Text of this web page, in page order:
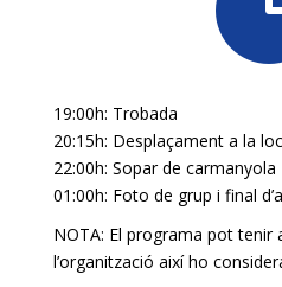
19:00h: Trobada
20:15h: Desplaçament a la
22:00h: Sopar de carmanyola
01:00h: Foto de grup i final
NOTA: El programa pot tenir
l’organització així ho